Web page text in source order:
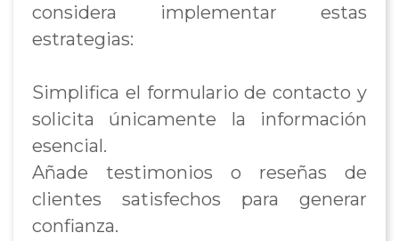
considera implementar estas
estrategias:
Simplifica el formulario de contacto y
solicita únicamente la información
esencial.
Añade testimonios o reseñas de
clientes satisfechos para generar
confianza.